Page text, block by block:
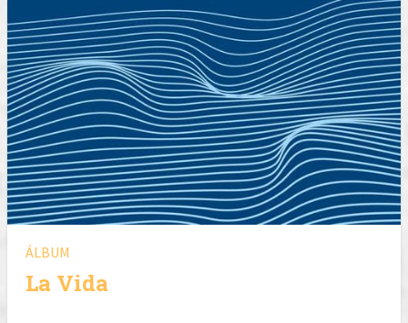
ÁLBUM
La Vida